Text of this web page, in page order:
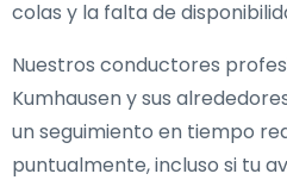
colas y la falta de
Nuestros conductores
Kumhausen y sus
un seguimiento en tiempo
puntualmente, incluso si tu